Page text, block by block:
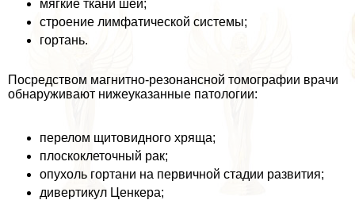
мягкие ткани шеи;
строение лимфатической системы;
гортань.
Посредством магнитно-резонансной томографии врачи
обнаруживают нижеуказанные патологии:
перелом щитовидного хряща;
плоскоклеточный paк;
опухоль гортани на первичной стадии развития;
дивертикул Ценкера;